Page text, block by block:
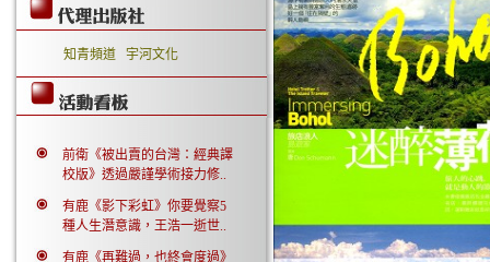
知青頻道 宇河文化
前衛《被出賣的台灣：經典譯
校版》透過嚴謹學術接力修..
有鹿《影下彩虹》你要覺察5
種人生潛意識，王浩一逝世..
有鹿《再難過，也終會度過》